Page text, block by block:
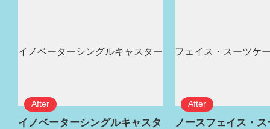
イノベーターシングルキャスタ
ノースフェイス・